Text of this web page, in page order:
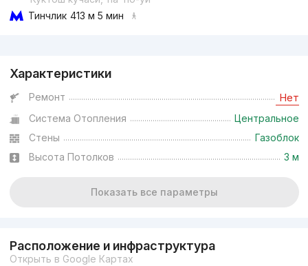
Договорная
Сдан 2023,Nurafshon Saroy
ЖК «Nurafshon Saroy»
+998 (71) 203...
Тинчлик 413 м 5 мин
Характеристики
Ремонт Нет
Система Отопления
Центральное
Стены
Газоблок
Высота Потолков
3 м
Показать все параметры
Расположение и инфраструктура
Открыть в Google Картах